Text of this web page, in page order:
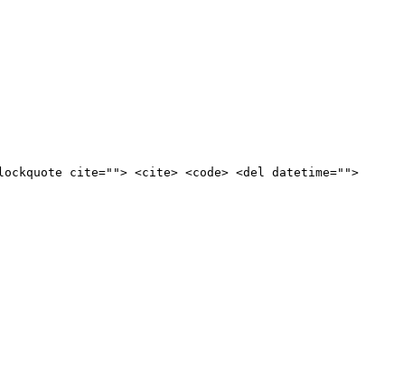
cite=""> <cite> <code> <del datetime="">